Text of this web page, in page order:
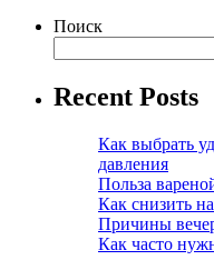
Поиск
Recent Posts
Как выбрать
давления
Польза
Как снизить
Причины
Как часто